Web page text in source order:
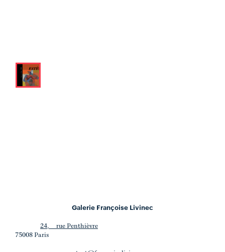
Galerie Françoise Livinec
24, rue Penthièvre
75008 Paris